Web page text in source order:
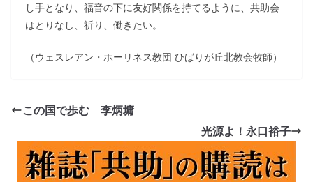
し手となり、福音の下に友好関係を持てるように、共助会
はとりなし、祈り、働きたい。
（ウェスレアン・ホーリネス教団 ひばりが丘北教会牧師）
この国で歩む 李炳墉
光源よ！永口裕子